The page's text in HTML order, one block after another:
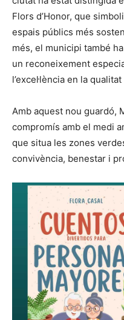
Flors d’Honor, que
espais públics més
més, el municipi també
un reconeixement
l’excel·lència en la
Amb aquest nou guardó,
compromís amb el medi
que situa les zones
convivència, benestar i